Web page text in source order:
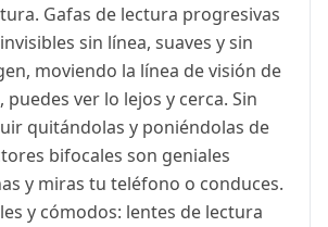
Gafas de lectura progresivas
sin línea, suaves y sin
moviendo la línea de visión de
ver lo lejos y cerca. Sin
quitándolas y poniéndolas de
bifocales son geniales
y miras tu teléfono o conduces.
y cómodos: lentes de lectura